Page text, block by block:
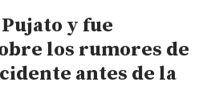
y fue
los rumores de
antes de la